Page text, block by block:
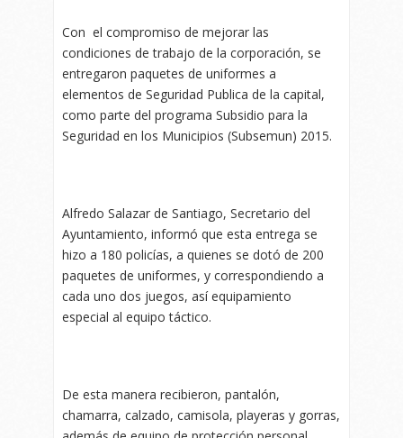
Con el compromiso de mejorar las
condiciones de trabajo de la corporación, se
entregaron paquetes de uniformes a
elementos de Seguridad Publica de la capital,
como parte del programa Subsidio para la
Seguridad en los Municipios (Subsemun) 2015.
Alfredo Salazar de Santiago, Secretario del
Ayuntamiento, informó que esta entrega se
hizo a 180 policías, a quienes se dotó de 200
paquetes de uniformes, y correspondiendo a
cada uno dos juegos, así equipamiento
especial al equipo táctico.
De esta manera recibieron, pantalón,
chamarra, calzado, camisola, playeras y gorras,